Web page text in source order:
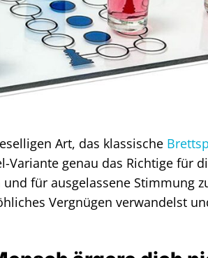
Art, das klassische
Variante genau das Richtige für
für ausgelassene Stimmung
Vergnügen verwandelst